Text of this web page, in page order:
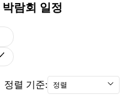
박람회 일정
정렬 기준: 정렬